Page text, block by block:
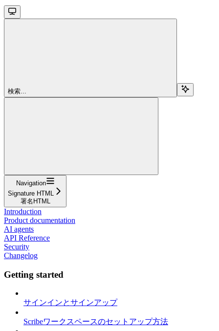
検索...
Navigation
Signature HTML
署名HTML
Introduction
Product documentation
AI agents
API Reference
Security
Changelog
Getting started
サインインとサインアップ
Scribeワークスペースのセットアップ方法